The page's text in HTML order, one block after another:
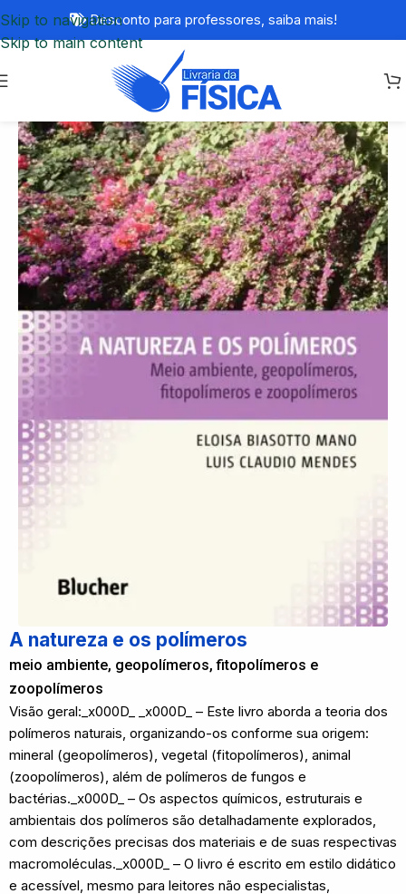
Skip to navigation
Skip to main content
Desconto para professores, saiba mais!
A natureza e os polímeros
meio ambiente, geopolímeros, fitopolímeros e
zoopolímeros
Visão geral:_x000D_ _x000D_ – Este livro aborda a teoria dos
polímeros naturais, organizando-os conforme sua origem:
mineral (geopolímeros), vegetal (fitopolímeros), animal
(zoopolímeros), além de polímeros de fungos e
bactérias._x000D_ – Os aspectos químicos, estruturais e
ambientais dos polímeros são detalhadamente explorados,
com descrições precisas dos materiais e de suas respectivas
macromoléculas._x000D_ – O livro é escrito em estilo didático
e acessível, mesmo para leitores não especialistas,